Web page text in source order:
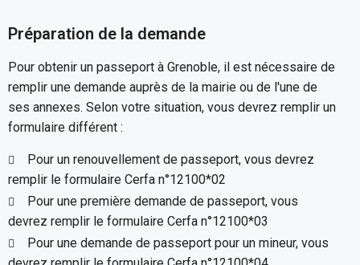
Préparation de la demande
Pour obtenir un passeport à Grenoble, il est nécessaire de
remplir une demande auprès de la mairie ou de l'une de
ses annexes. Selon votre situation, vous devrez remplir un
formulaire différent :
Pour un renouvellement de passeport, vous devrez
remplir le formulaire Cerfa n°12100*02
Pour une première demande de passeport, vous
devrez remplir le formulaire Cerfa n°12100*03
Pour une demande de passeport pour un mineur, vous